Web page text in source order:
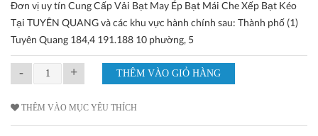
Đơn vị uy tín Cung Cấp Vải Bạt May Ép Bạt Mái Che Xếp Bạt Kéo
Tại TUYÊN QUANG và các khu vực hành chính sau: Thành phố (1)
Tuyên Quang 184,4 191.188 10 phường, 5
- +
THÊM VÀO MỤC YÊU THÍCH